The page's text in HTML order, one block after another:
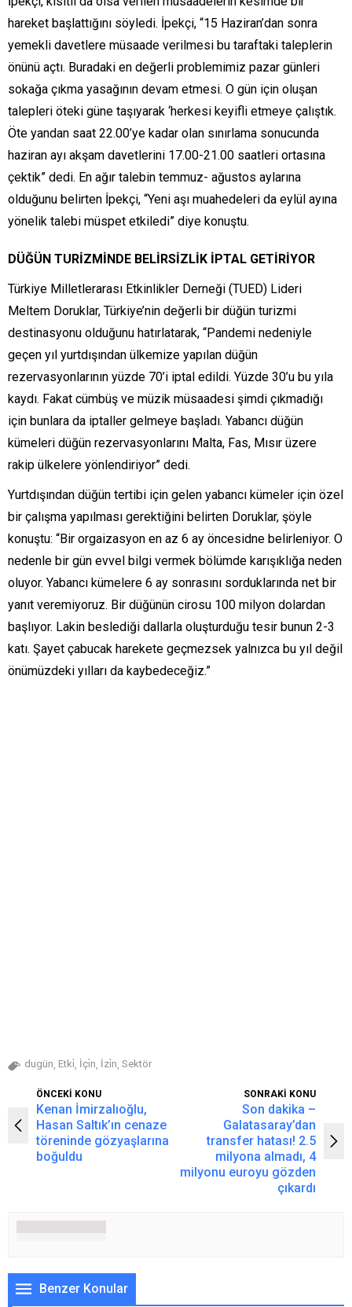
hareket başlattığını söyledi. İpekçi, “15 Haziran’dan sonra
yemekli davetlere müsaade verilmesi bu taraftaki taleplerin
önünü açtı. Buradaki en değerli problemimiz pazar günleri
sokağa çıkma yasağının devam etmesi. O gün için oluşan
talepleri öteki güne taşıyarak ‘herkesi keyifli etmeye çalıştık.
Öte yandan saat 22.00’ye kadar olan sınırlama sonucunda
haziran ayı akşam davetlerini 17.00-21.00 saatleri ortasına
çektik” dedi. En ağır talebin temmuz- ağustos aylarına
olduğunu belirten İpekçi, “Yeni aşı muahedeleri da eylül ayına
yönelik talebi müspet etkiledi” diye konuştu.
DÜĞÜN TURİZMİNDE BELİRSİZLİK İPTAL GETİRİYOR
Türkiye Milletlerarası Etkinlikler Derneği (TUED) Lideri
Meltem Doruklar, Türkiye’nin değerli bir düğün turizmi
destinasyonu olduğunu hatırlatarak, “Pandemi nedeniyle
geçen yıl yurtdışından ülkemize yapılan düğün
rezervasyonlarının yüzde 70’i iptal edildi. Yüzde 30’u bu yıla
kaydı. Fakat cümbüş ve müzik müsaadesi şimdi çıkmadığı
için bunlara da iptaller gelmeye başladı. Yabancı düğün
kümeleri düğün rezervasyonlarını Malta, Fas, Mısır üzere
rakip ülkelere yönlendiriyor” dedi.
Yurtdışından düğün tertibi için gelen yabancı kümeler için özel
bir çalışma yapılması gerektiğini belirten Doruklar, şöyle
konuştu: “Bir orgaizasyon en az 6 ay öncesidne belirleniyor. O
nedenle bir gün evvel bilgi vermek bölümde karışıklığa neden
oluyor. Yabancı kümelere 6 ay sonrasını sorduklarında net bir
yanıt veremiyoruz. Bir düğünün cirosu 100 milyon dolardan
başlıyor. Lakin beslediği dallarla oluşturduğu tesir bunun 2-3
katı. Şayet çabucak harekete geçmezsek yalnızca bu yıl değil
önümüzdeki yılları da kaybedeceğiz.”
dugün, Etki̇, İçi̇n, İzi̇n, Sektör
ÖNCEKİ KONU
Kenan İmirzalıoğlu,
Hasan Saltık’ın cenaze
töreninde gözyaşlarına
boğuldu
SONRAKİ KONU
Son dakika –
Galatasaray’dan
transfer hatası! 2.5
milyona almadı, 4
milyonu euroyu gözden
çıkardı
Benzer Konular